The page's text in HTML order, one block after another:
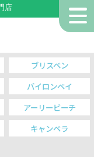
店
ブリスベン
バイロンベイ
アーリービーチ
キャンベラ